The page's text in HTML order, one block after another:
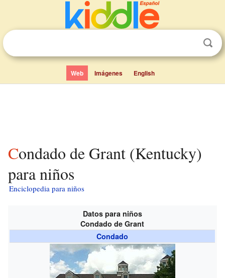
Web Imágenes English
Condado de Grant (Kentucky)
para niños
Enciclopedia para niños
Datos para niños
Condado de Grant
Condado